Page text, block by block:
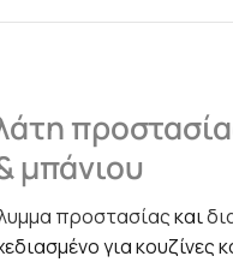
μπάνιου
προστασίαςκαι
για κουζίνες